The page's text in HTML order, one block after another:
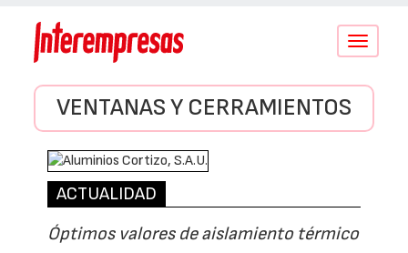
Conmutar
VENTANAS Y CERRAMIENTOS
ACTUALIDAD
Óptimos valores de aislamiento térmico